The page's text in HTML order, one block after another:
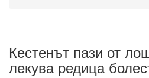
Кестенът пази от
лекува редица